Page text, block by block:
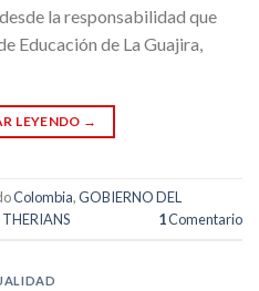
la responsabilidad que
Educación de La Guajira,
LEYENDO →
Colombia,GOBIERNO DEL
THERIANS 1Comentario